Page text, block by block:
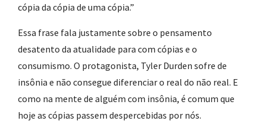
cópia da cópia de uma cópia.”
Essa frase fala justamente sobre o pensamento
desatento da atualidade para com cópias e o
consumismo. O protagonista, Tyler Durden sofre de
insônia e não consegue diferenciar o real do não real. E
como na mente de alguém com insônia, é comum que
hoje as cópias passem despercebidas por nós.